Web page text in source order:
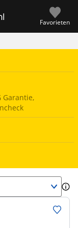
Favorieten
Garantie,